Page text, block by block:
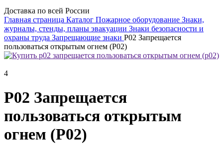
Доставка по всей России
Главная страница Каталог Пожарное оборудование Знаки,
журналы, стенды, планы эвакуации Знаки безопасности и
охраны труда Запрещающие знаки P02 Запрещается
пользоваться открытым огнем (P02)
4
P02 Запрещается
пользоваться открытым
огнем (P02)